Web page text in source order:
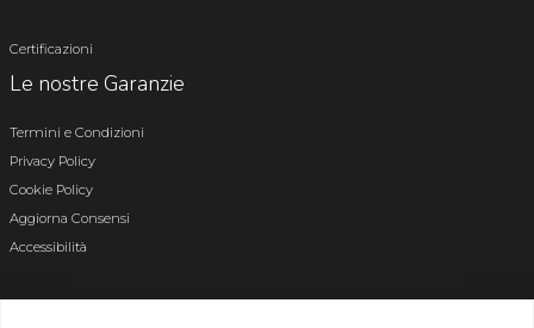
Certificazioni
Le nostre Garanzie
Termini e Condizioni
Privacy Policy
Cookie Policy
Aggiorna Consensi
Accessibilità